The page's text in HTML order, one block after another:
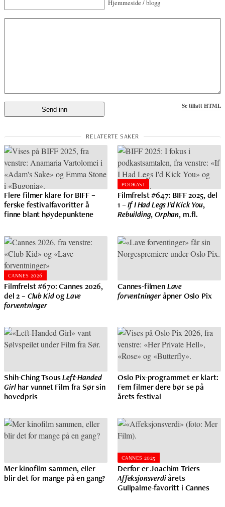
Hjemmeside / blogg
Se tillatt HTML
Flere filmer klare for BIFF –
ferske festivalfavoritter å
finne blant høydepunktene
PODKAST
Filmfrelst #647: BIFF 2025, del
1 –If I Had Legs I’d Kick You,
Rebuilding,Orphan, m.fl.
CANNES 2026
Filmfrelst #670: Cannes 2026,
del 2 – Club KidogLave
forventninger
Cannes-filmenLave
forventningeråpner Oslo Pix
Shih-Ching TsousLeft-Handed
Girlhar vunnet Film fra Sør sin
hovedpris
Oslo Pix-programmet er klart:
Fem filmer dere bør se på
årets festival
Mer kinofilm sammen, eller
blir det for mange på en gang?
CANNES 2025
Derfor er Joachim Triers
Affeksjonsverdiårets
Gullpalme-favoritt i Cannes